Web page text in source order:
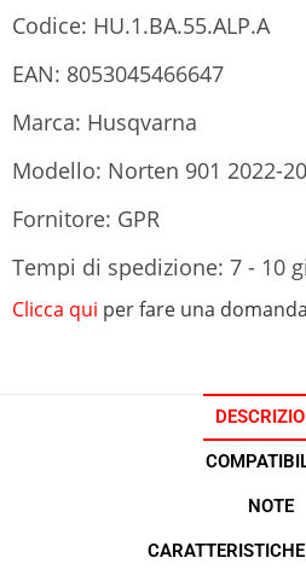
Codice: HU.1.BA.55.ALP.A
EAN: 8053045466647
Marca: Husqvarna
Modello: Norten 901 2022-
Fornitore: GPR
Tempi di spedizione: 7 - 10
Clicca qui per fare una
NOTE